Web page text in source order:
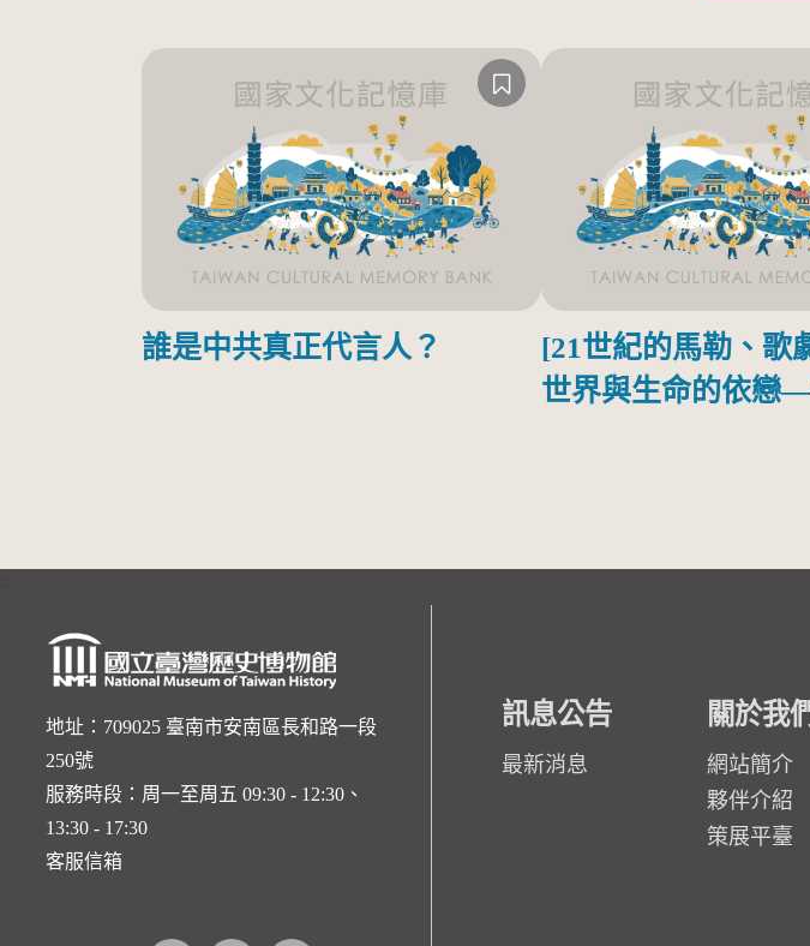
誰是中共真正代言人？
[21世紀的馬勒、歌
世界與生命的依戀
地址：709025 臺南市安南區長和路一段
250號
服務時段：周一至周五 09:30 - 12:30、
13:30 - 17:30
客服信箱
訊息公告
最新消息
關於我
網站簡介
夥伴介紹
策展平臺